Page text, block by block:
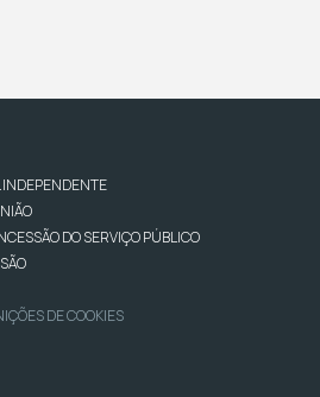
INDEPENDENTE
DO SERVIÇO PÚBLICO
DE COOKIES